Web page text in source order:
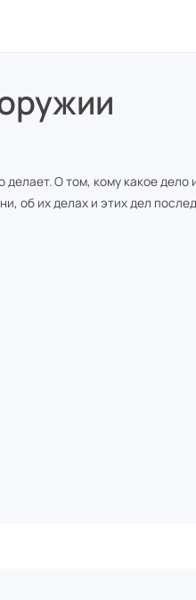
делает. О том, кому какое дело
об их делах и этих дел